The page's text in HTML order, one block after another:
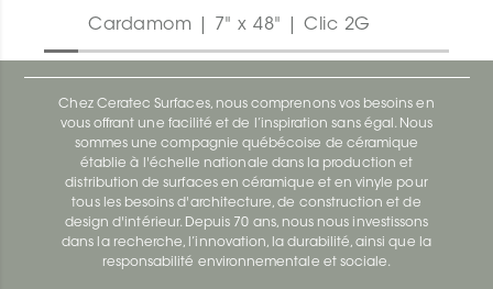
Cardamom | 7" x 48" | Clic 2G
Chez Ceratec Surfaces, nous comprenons vos besoins en
vous offrant une facilité et de l’inspiration sans égal. Nous
sommes une compagnie québécoise de céramique
établie à l'échelle nationale dans la production et
distribution de surfaces en céramique et en vinyle pour
tous les besoins d'architecture, de construction et de
design d'intérieur. Depuis 70 ans, nous nous investissons
dans la recherche, l’innovation, la durabilité, ainsi que la
responsabilité environnementale et sociale.